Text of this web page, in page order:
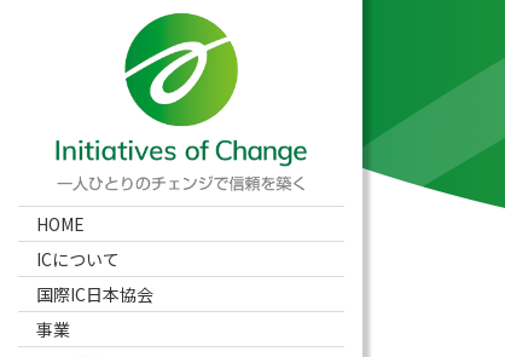
HOME
ICについて
国際IC日本協会
事業